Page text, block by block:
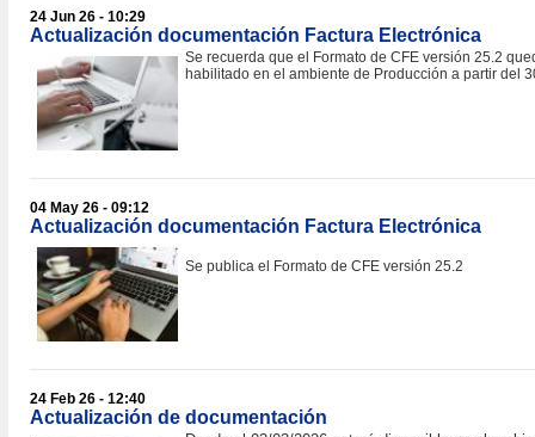
24 Jun 26 - 10:29
Actualización documentación Factura Electrónica
Se recuerda que el Formato de CFE versión 25.2
habilitado en el ambiente de Producción a partir del
04 May 26 - 09:12
Actualización documentación Factura Electrónica
Se publica el Formato de CFE versión 25.2
24 Feb 26 - 12:40
Actualización de documentación